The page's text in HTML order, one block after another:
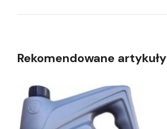
Rekomendowane artykuły